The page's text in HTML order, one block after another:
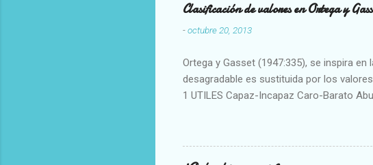
Clasificación de valores en Ortega y
-octubre 20, 2013
Ortega y Gasset (1947:335), se inspira
desagradable es sustituida por los
1 UTILES Capaz-Incapaz Caro-Barato
Aproximado Evidente-Probable,etc b)
Escrupuloso-Relajado Leal-Desleal,etc.
Armonioso-Inarmonioso 4 RELIGIOSOS